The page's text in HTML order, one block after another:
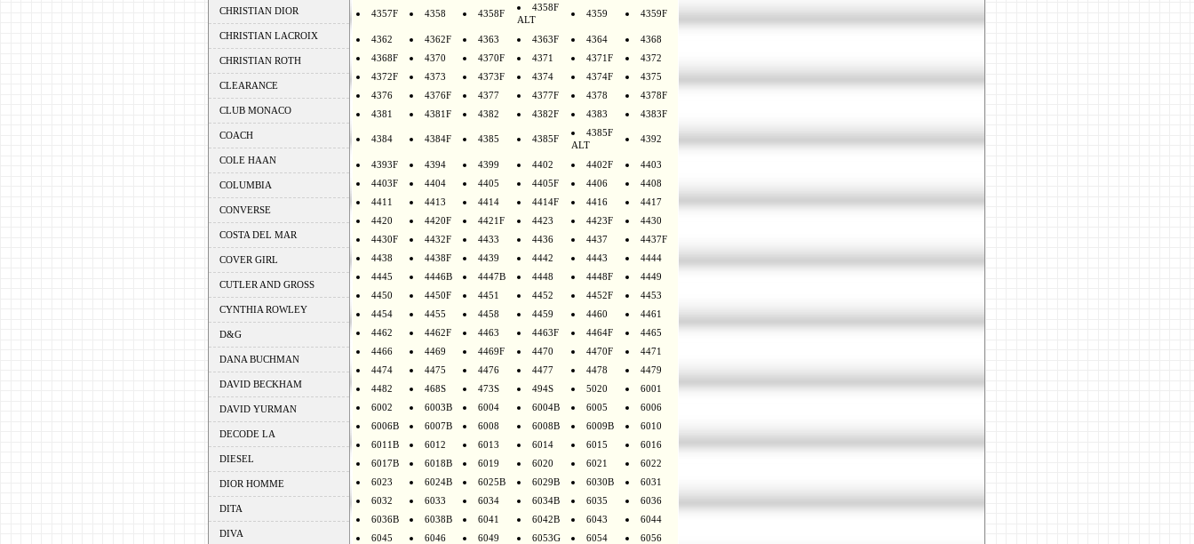
CHRISTIAN DIOR
CHRISTIAN LACROIX
CHRISTIAN ROTH
CLEARANCE
CLUB MONACO
COACH
COLE HAAN
COLUMBIA
CONVERSE
COSTA DEL MAR
COVER GIRL
CUTLER AND GROSS
CYNTHIA ROWLEY
D&G
DANA BUCHMAN
DAVID BECKHAM
DAVID YURMAN
DECODE LA
DIESEL
DIOR HOMME
DITA
DIVA
4357F 4358 4358F
4358F
ALT
4359 4359F
4362 4362F 4363 4363F 4364
4368
4368F
4370 4370F 4371 4371F
4372
4372F
4373 4373F 4374 4374F
4375
4376
4376F 4377 4377F 4378
4378F
4381
4381F 4382 4382F 4383 4383F
4384 4384F 4385 4385F
4385F
ALT
4392
4393F 4394 4399 4402 4402F
4403
4403F
4404 4405 4405F 4406
4408
4411
4413 4414 4414F 4416
4417
4420
4420F 4421F 4423 4423F
4430
4430F
4432F 4433 4436 4437
4437F
4438
4438F 4439 4442 4443
4444
4445
4446B 4447B 4448 4448F
4449
4450
4450F 4451 4452 4452F
4453
4454
4455 4458 4459 4460
4461
4462
4462F 4463 4463F 4464F
4465
4466
4469 4469F 4470 4470F
4471
4474
4475 4476 4477 4478
4479
4482
468S 473S 494S 5020
6001
6002
6003B 6004 6004B 6005
6006
6006B
6007B 6008 6008B 6009B
6010
6011B
6012 6013 6014 6015
6016
6017B
6018B 6019 6020 6021
6022
6023
6024B 6025B 6029B 6030B
6031
6032
6033 6034 6034B 6035
6036
6036B
6038B 6041 6042B 6043
6044
6045
6046 6049 6053G 6054
6056